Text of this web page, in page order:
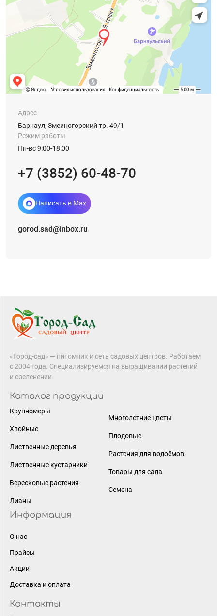
Адрес
Барнаул, Змеиногорский тр. 49/1
Режим работы
Пн-вс 9:00-18:00
+7 (3852) 60-48-70
Написать в Max
gorod.sad@inbox.ru
«Город-сад» — питомник и сеть садовых центров. Работаем
с 2004 года. Специализируемся на выращивании растений
и озеленении
Каталог продукции
Крупномеры
Хвойные
Лиственные деревья
Лиственные кустарники
Вересковые растения
Лианы
Многолетние цветы
Плодовые
Растения для водоёмов
Товары для сада
Семена
Информация
О нас
Прайсы
Акции
Доставка и оплата
Контакты